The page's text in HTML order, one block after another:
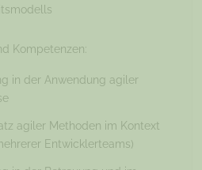
Kompetenzen:
in der Anwendung agiler
agiler Methoden im Kontext
Entwicklerteams)